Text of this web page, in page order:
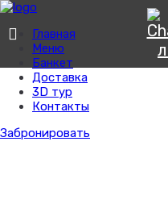
Главная
Меню
Банкет
Доставка
3D тур
Контакты
Забронировать